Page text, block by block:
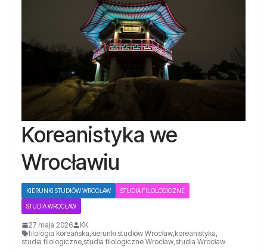
Koreanistyka we
Wrocławiu
KIERUNKI STUDIÓW WROCŁAW STUDIA FILOLOGICZNE
STUDIA WROCŁAW
27 maja 2026
KK
filologia koreańska,kierunki studiów Wrocław,koreanistyka,
studia filologiczne,studia filologiczne Wrocław,studia Wrocław